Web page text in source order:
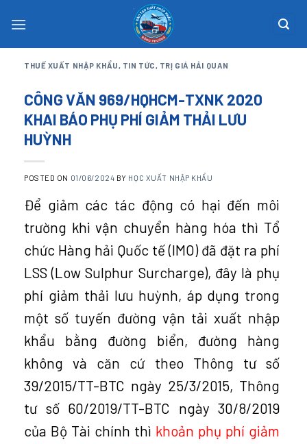
THUẾ XUẤT NHẬP KHẨU, TIN TỨC, TRỊ GIÁ HẢI QUAN
CÔNG VĂN 969/HQHCM-TXNK 2020
KHAI BÁO PHỤ PHÍ GIẢM THẢI LƯU
HUỲNH
POSTED ON 01/06/2024 BY HỌC XUẤT NHẬP KHẨU
Để giảm các tác động có hại đến môi
trường khi vận chuyển hàng hóa thì Tổ
chức Hàng hải Quốc tế (IMO) đã đặt ra phí
LSS (Low Sulphur Surcharge), đây là phụ
phí giảm thải lưu huỳnh, áp dụng trong
một số tuyến đường vận tải xuất nhập
khẩu bằng đường biển, đường hàng
không và căn cứ theo Thông tư số
39/2015/TT-BTC ngày 25/3/2015, Thông
tư số 60/2019/TT-BTC ngày 30/8/2019
của Bộ Tài chính thì khoản phụ phí giảm